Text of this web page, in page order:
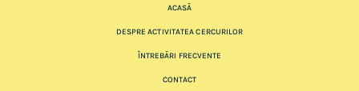
ACASĂ
DESPRE ACTIVITATEA CERCURILOR
ÎNTREBĂRI FRECVENTE
CONTACT